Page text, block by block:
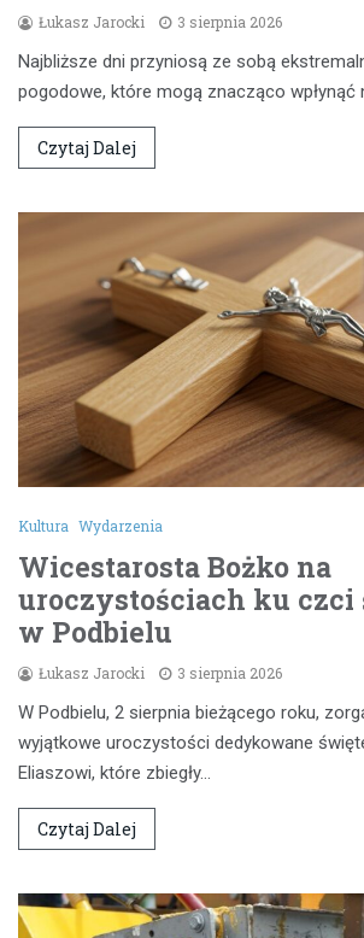
Łukasz Jarocki 3 sierpnia 2026
Najbliższe dni przyniosą ze sobą
pogodowe, które mogą znacząco wpłynąć
Czytaj Dalej
Kultura Wydarzenia
Wicestarosta Bożko na
uroczystościach ku czci
w Podbielu
Łukasz Jarocki 3 sierpnia 2026
W Podbielu, 2 sierpnia bieżącego roku,
wyjątkowe uroczystości dedykowane
Eliaszowi, które zbiegły…
Czytaj Dalej